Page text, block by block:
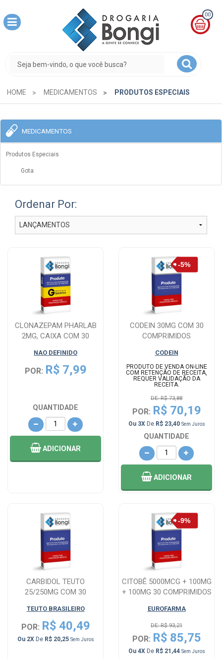
00
R$
0,00
HOME MEDICAMENTOS PRODUTOS ESPECIAIS
MEDICAMENTOS
Produtos Especiais
Gota
Ordenar Por:
CLONAZEPAM PHARLAB
2MG, CAIXA COM 30
NAO DEFINIDO
POR: R$ 7,99
QUANTIDADE
ADICIONAR
CODEIN 30MG COM 30
COMPRIMIDOS
CODEIN
PRODUTO DE VENDA ON-LINE
COM RETENÇÃO DE RECEITA,
REQUER VALIDAÇÃO DA
RECEITA.
DE: R$ 73,88
POR: R$ 70,19
Ou 3XDe R$ 23,40 Sem Juros
QUANTIDADE
ADICIONAR
CARBIDOL TEUTO
25/250MG COM 30
TEUTO BRASILEIRO
POR: R$ 40,49
Ou 2XDe R$ 20,25 Sem Juros
CITOBÊ 5000MCG + 100MG
+ 100MG 30 COMPRIMIDOS
EUROFARMA
DE: R$ 93,21
POR: R$ 85,75
Ou 4XDe R$ 21,44 Sem Juros